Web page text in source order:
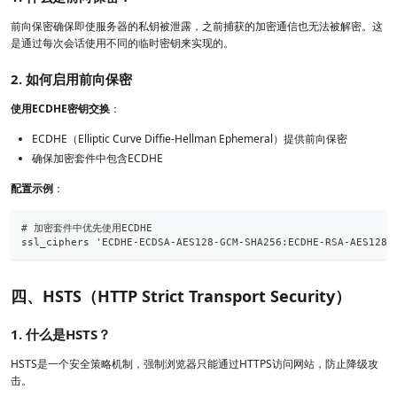
前向保密确保即使服务器的私钥被泄露，之前捕获的加密通信也无法被解密。这
是通过每次会话使用不同的临时密钥来实现的。
2. 如何启用前向保密
使用ECDHE密钥交换 ：
ECDHE（Elliptic Curve Diffie-Hellman Ephemeral）提供前向保密
确保加密套件中包含ECDHE
配置示例 ：
# 加密套件中优先使用ECDHE
ssl_ciphers 'ECDHE-ECDSA-AES128-GCM-SHA256:ECDHE-RSA-
四、HSTS（HTTP Strict Transport Security）
1. 什么是HSTS？
HSTS是一个安全策略机制，强制浏览器只能通过HTTPS访问网站，防止降级攻
击。